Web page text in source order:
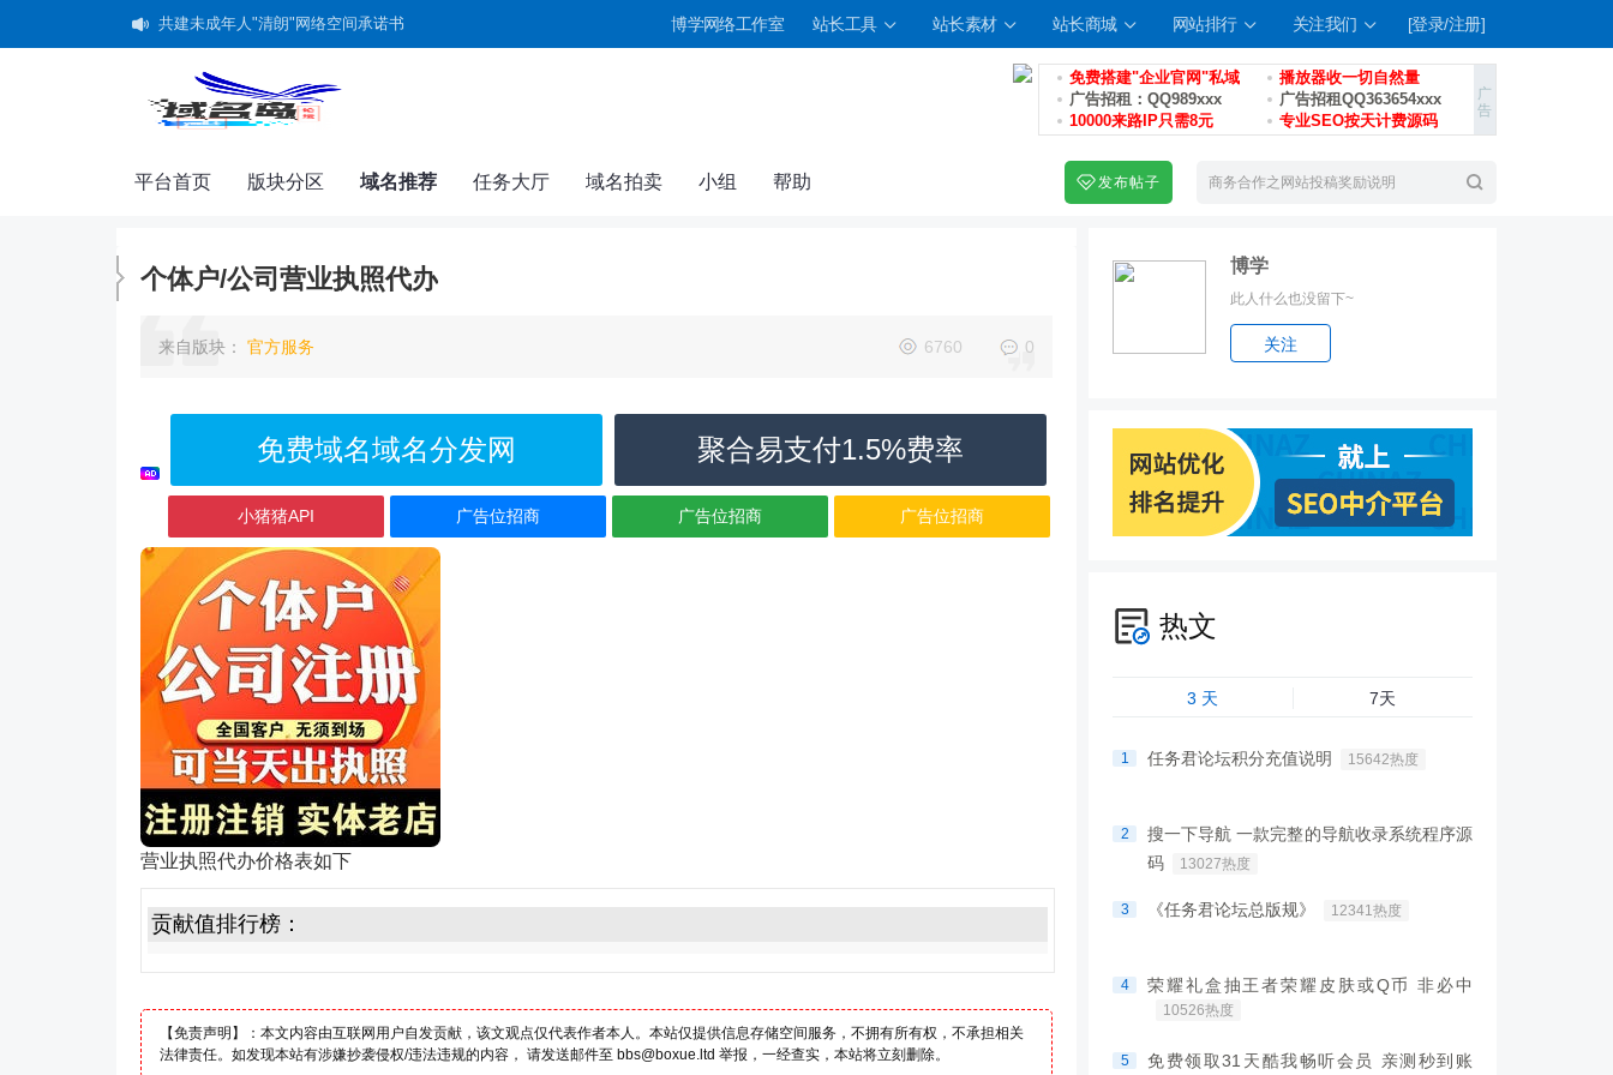
共建未成年人"清朗"网络空间承诺书 博学网络工作室 站长工具 站长素材 站长商城 网站排行 关注我们 [登录/注册]
免费搭建"企业官网"私域
播放器收一切自然量
广告招租：QQ989xxx
广告招租QQ363654xxx
10000来路IP只需8元
专业SEO按天计费源码
平台首页 版块分区 域名推荐 任务大厅 域名拍卖 小组 帮助 发布帖子
个体户/公司营业执照代办
来自 版块 ： 官方服务 6760 0
免费域名域名分发网 聚合易支付1.5%费率
小猪猪API 广告位招商 广告位招商 广告位招商
营业执照代办价格表如下
贡献值排行榜：
【免责声明】：本文内容由互联网用户自发贡献，该文观点仅代表作者本人。本站仅提供信息存储空间服务，不拥有所有权，不承担相关
法律责任。如发现本站有涉嫌抄袭侵权/违法违规的内容， 请发送邮件至 bbs@boxue.ltd 举报，一经查实，本站将立刻删除。
博学
此人什么也没留下~
关注
热文
3 天 7天
1 任务君论坛积分充值说明 15642热度
2
搜一下导航 一款完整的导航收录系统程序源
码
13027热度
3 《任务君论坛总版规》 12341热度
4 荣耀礼盒抽王者荣耀皮肤或Q币 非必中
10526热度
5 免费领取31天酷我畅听会员 亲测秒到账